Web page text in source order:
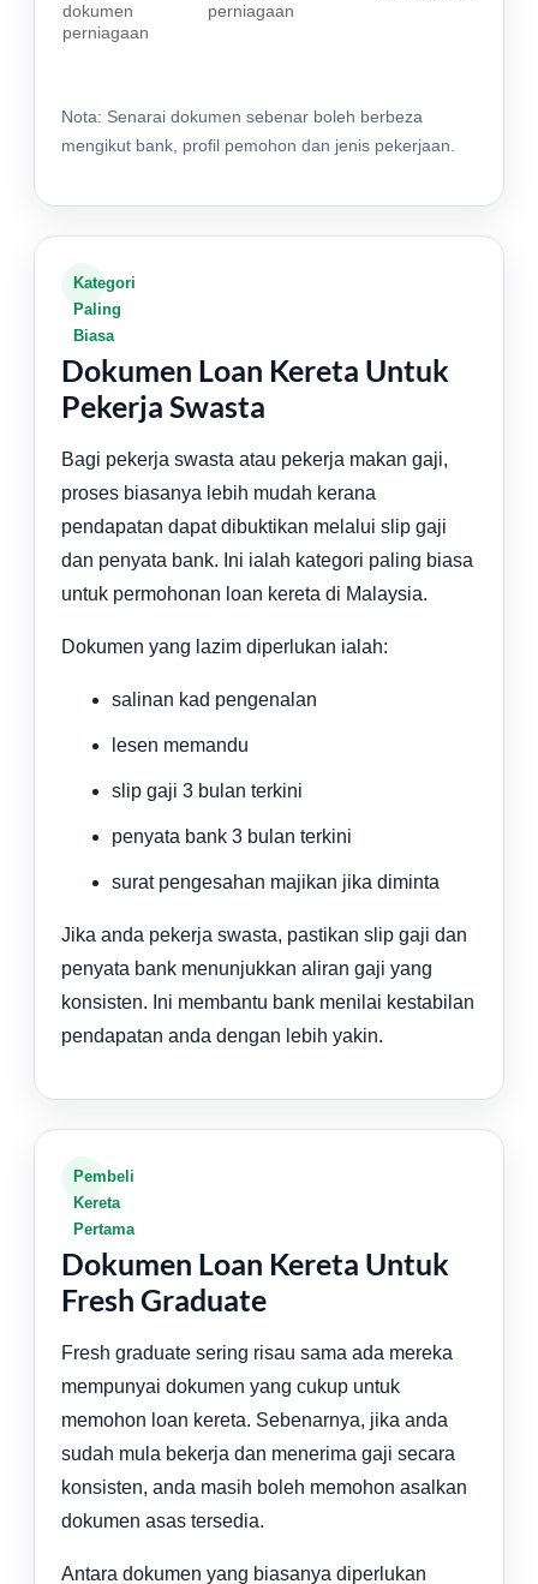
dokumen
perniagaan
perniagaan
Nota: Senarai dokumen sebenar boleh berbeza
mengikut bank, profil pemohon dan jenis pekerjaan.
Kategori
Paling
Biasa
Dokumen Loan Kereta Untuk
Pekerja Swasta
Bagi pekerja swasta atau pekerja makan gaji,
proses biasanya lebih mudah kerana
pendapatan dapat dibuktikan melalui slip gaji
dan penyata bank. Ini ialah kategori paling biasa
untuk permohonan loan kereta di Malaysia.
Dokumen yang lazim diperlukan ialah:
salinan kad pengenalan
lesen memandu
slip gaji 3 bulan terkini
penyata bank 3 bulan terkini
surat pengesahan majikan jika diminta
Jika anda pekerja swasta, pastikan slip gaji dan
penyata bank menunjukkan aliran gaji yang
konsisten. Ini membantu bank menilai kestabilan
pendapatan anda dengan lebih yakin.
Pembeli
Kereta
Pertama
Dokumen Loan Kereta Untuk
Fresh Graduate
Fresh graduate sering risau sama ada mereka
mempunyai dokumen yang cukup untuk
memohon loan kereta. Sebenarnya, jika anda
sudah mula bekerja dan menerima gaji secara
konsisten, anda masih boleh memohon asalkan
dokumen asas tersedia.
Antara dokumen yang biasanya diperlukan